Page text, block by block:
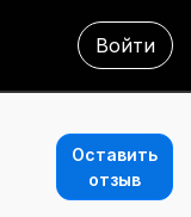
Войти
Оставить
отзыв